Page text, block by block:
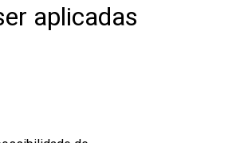
aplicadas